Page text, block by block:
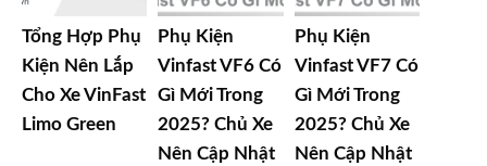
Tổng Hợp Phụ
Kiện Nên Lắp
Cho Xe VinFast
Limo Green
Phụ Kiện
Vinfast VF6 Có
Gì Mới Trong
2025? Chủ Xe
Nên Cập Nhật
Phụ Kiện
Vinfast VF7 Có
Gì Mới Trong
2025? Chủ Xe
Nên Cập Nhật